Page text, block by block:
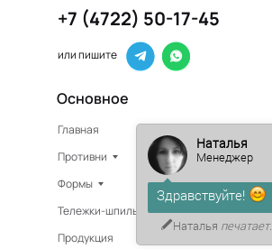
Основное
Главная
Продукция
О компании
Противни
Доставка
Тележки-шпильки
или пишите
+7 (4722) 50-17-45
Формы
В наличии
Наталья
Менеджер
Здравствуйте!
Наталья печатает...